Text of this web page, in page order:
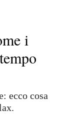
i
ecco cosa